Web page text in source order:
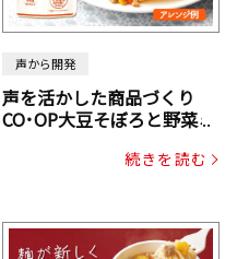
声から開発
声を活かした商品づくり
CO･OP大豆そぼろと野菜ミ
じん・コーン入り）続きを読む